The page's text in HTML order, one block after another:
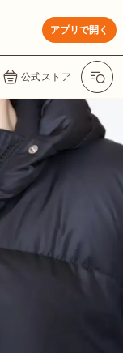
アプリで開く
公式ストア